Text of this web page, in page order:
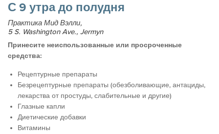
С 9 утра до полудня
Практика Мид Вэлли,
5 S. Washington Ave., Jermyn
Принесите неиспользованные или просроченные
средства:
Рецептурные препараты
Безрецептурные препараты (обезболивающие, антациды,
лекарства от простуды, слабительные и другие)
Глазные капли
Диетические добавки
Витамины